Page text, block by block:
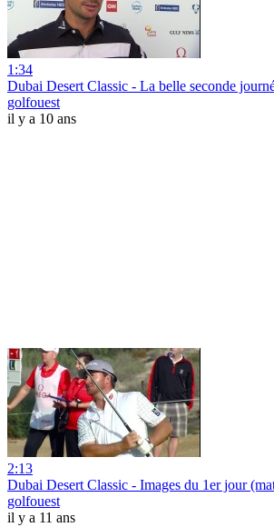
1:34
Dubai Desert Classic - La belle seconde
golfouest
il y a 10 ans
2:13
Dubai Desert Classic - Images du 1er jour
golfouest
il y a 11 ans